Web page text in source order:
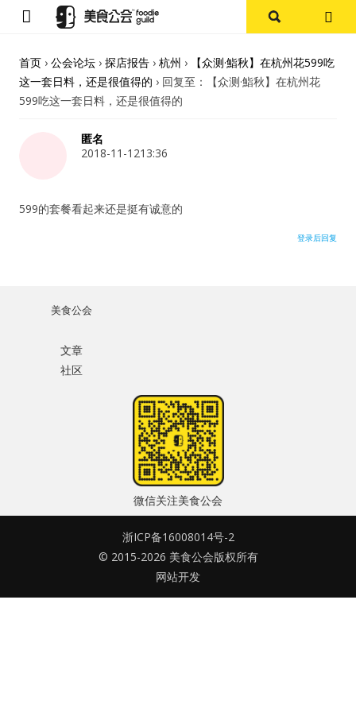
记住我的登录状态
没帐号？
首页
论坛
上海
公会活动
信息发布
悬赏测评
私家厨房
首页 › 公会论坛 › 探店报告 › 杭州 ›
【众测·鮨秋】在杭州花599吃
这一套日料，还是很值得的 › 回复至：【众测·鮨秋】在杭州花
599吃这一套日料，还是很值得的
匿名
2018-11-1213:36
599的套餐看起来还是挺有诚意的
登录后回复
美食公会
文章
社区
微信关注美食公会
浙ICP备16008014号-2
© 2015-2026 美食公会版权所有
网站开发